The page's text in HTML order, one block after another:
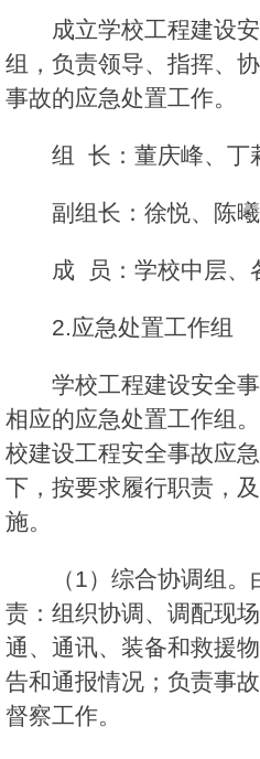
成立学校工程建设
组，负责领导、指挥、
事故的应急处置工作。
组 长：董庆峰、丁
副组长：徐悦、陈
成 员：学校中层、
2.应急处置工作组
学校工程建设安全
相应的应急处置工作组
校建设工程安全事故应
下，按要求履行职责，
施。
（1）综合协调组
责：组织协调、调配现
通、通讯、装备和救援
告和通报情况；负责事
督察工作。